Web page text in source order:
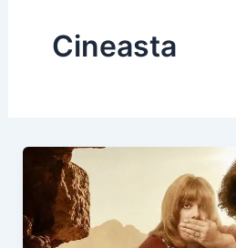
Cineasta